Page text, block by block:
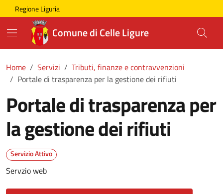
Skip to main content
Comune di Celle Ligure
Regione Liguria
Comune di Celle Ligure
Home Servizi
Tributi, finanze e contravvenzioni
Portale di trasparenza per la gestione dei rifiuti
Portale di trasparenza per
la gestione dei rifiuti
Servizio Attivo
Servzio web